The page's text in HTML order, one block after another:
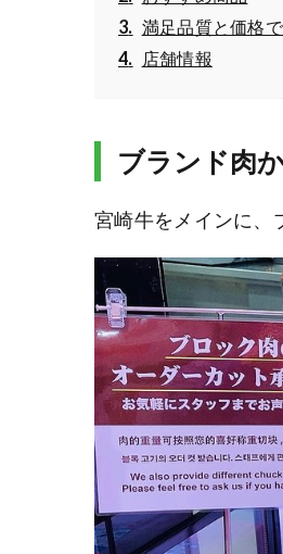
満足品質と価格
店舗情報
ブランド肉
宮崎牛をメインに、